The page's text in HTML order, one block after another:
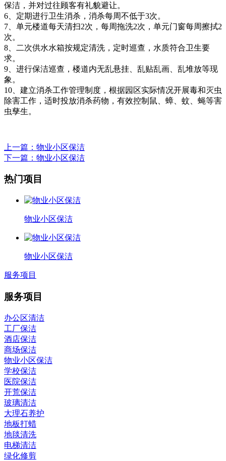
保洁，并对过往顾客有礼貌避让。
6、定期进行卫生消杀，消杀每周不低于3次。
7、单元楼道每天清扫2次，每周拖洗2次，单元门窗每周擦拭2
次。
8、二次供水水箱按规定清洗，定时巡查，水质符合卫生要
求。
9、进行保洁巡查，楼道内无乱悬挂、乱贴乱画、乱堆放等现
象。
10、建立消杀工作管理制度，根据园区实际情况开展毒和灭虫
除害工作，适时投放消杀药物，有效控制鼠、蟑、蚊、蝇等害
虫孳生。
上一篇 ：物业小区保洁
下一篇 ：物业小区保洁
热门项目
物业小区保洁
物业小区保洁
服务项目
服务项目
办公区清洁
工厂保洁
酒店保洁
商场保洁
物业小区保洁
学校保洁
医院保洁
开荒保洁
玻璃清洁
大理石养护
地板打蜡
地毯清洗
电梯清洁
绿化修剪